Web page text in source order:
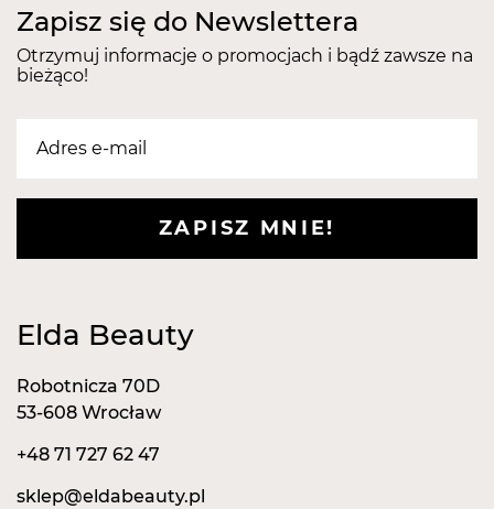
Zapisz się do Newslettera
Otrzymuj informacje o promocjach i bądź zawsze na
bieżąco!
ZAPISZ MNIE!
Elda Beauty
Robotnicza 70D
53-608 Wrocław
+48 71 727 62 47
sklep@eldabeauty.pl